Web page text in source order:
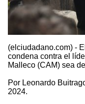
(elciudadano.com) -
condena contra el
Malleco (CAM) sea
Por Leonardo
2024.